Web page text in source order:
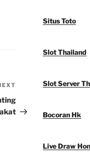
Post
Situs Toto
Slot Thailand
Slot Server
Bocoran Hk
Live Draw